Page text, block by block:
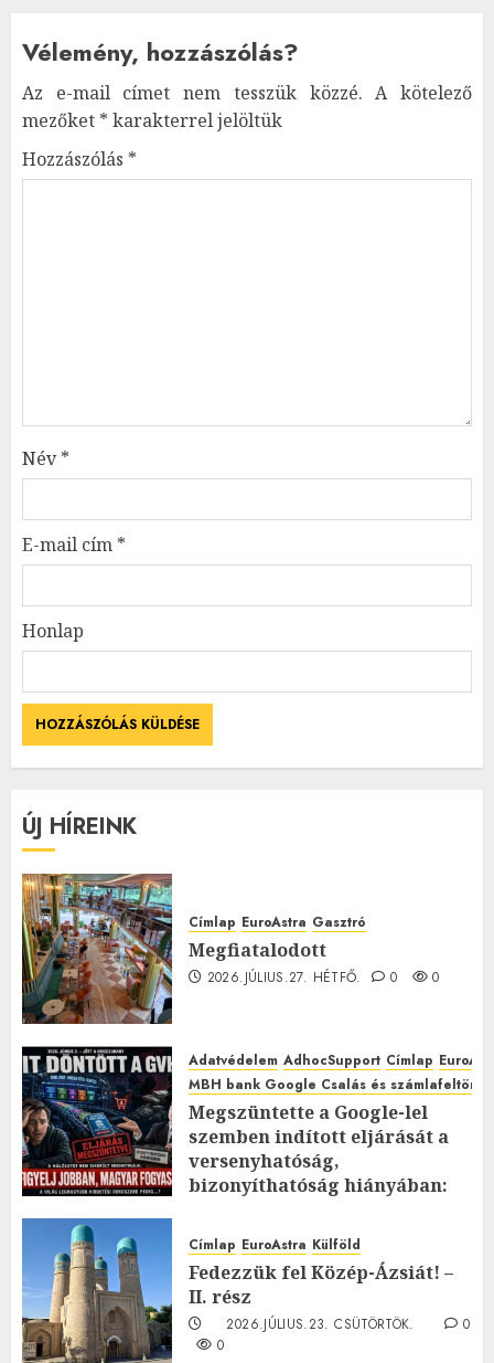
Vélemény, hozzászólás?
Az e-mail címet nem tesszük közzé. A kötelező
mezőket * karakterrel jelöltük
Hozzászólás *
Név*
E-mail cím *
Honlap
ÚJ HÍREINK
Címlap EuroAstra Gasztró
Megfiatalodott
2026.JÚLIUS.27. HÉTFŐ. 0 0
Adatvédelem AdhocSupport Címlap
MBH bank Google Csalás és
Megszüntette a Google-lel
szemben indított eljárását a
versenyhatóság,
bizonyíthatóság hiányában:
2026.JÚLIUS.23. CSÜTÖRTÖK.
0
Címlap EuroAstra Külföld
Fedezzük fel Közép-Ázsiát! –
II. rész
2026.JÚLIUS.23. CSÜTÖRTÖK.
0
0